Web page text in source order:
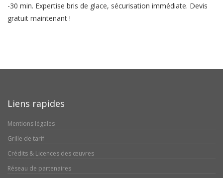
-30 min. Expertise bris de glace, sécurisation immédiate. Devis
gratuit maintenant !
Liens rapides
Mentions légales
Grille de tarif
Crédits & Licences des œuvres
Réseau de partenaires